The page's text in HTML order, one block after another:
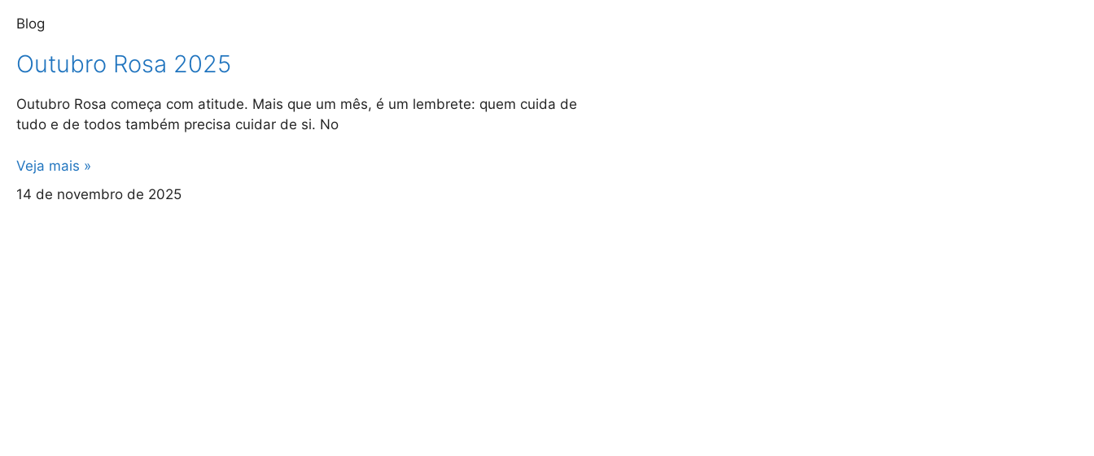
Blog
Outubro Rosa 2025
Outubro Rosa começa com atitude. Mais que um mês, é um lembrete: quem cuida de
tudo e de todos também precisa cuidar de si. No
Veja mais »
14 de novembro de 2025